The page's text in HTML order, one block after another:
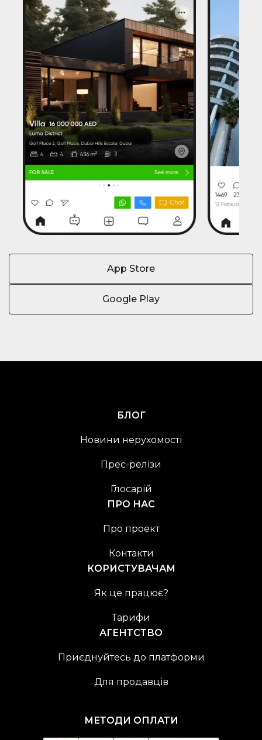
App Store
Google Play
БЛОГ
Новини нерухомості
Прес-релізи
Глосарій
ПРО НАС
Про проект
Контакти
КОРИСТУВАЧАМ
Як це працює?
Тарифи
АГЕНТСТВО
Приєднуйтесь до платформи
Для продавців
МЕТОДИ ОПЛАТИ